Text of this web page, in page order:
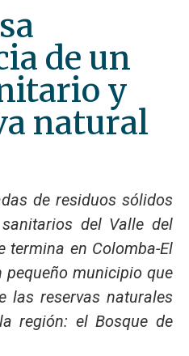
de un
y
natural
de residuos sólidos
del Valle del
termina en Colomba-El
pequeño municipio que
las reservas naturales
región: el Bosque de